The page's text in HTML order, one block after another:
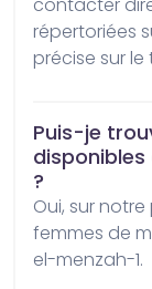
contacter
répertoriées
précise sur
Puis-je
?
Oui, sur notre page, vous pouvez trouver des
femmes de
el-menzah-1.